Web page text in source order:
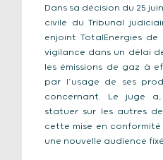
Dans sa décision du 25
civile du Tribunal
enjoint TotalEnergies
vigilance dans un délai
les émissions de gaz à
par l’usage de ses
concernant. Le juge
statuer sur les autres
cette mise en
une nouvelle audience